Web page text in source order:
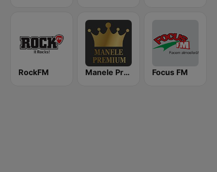
RockFM Manele Premium Focus FM